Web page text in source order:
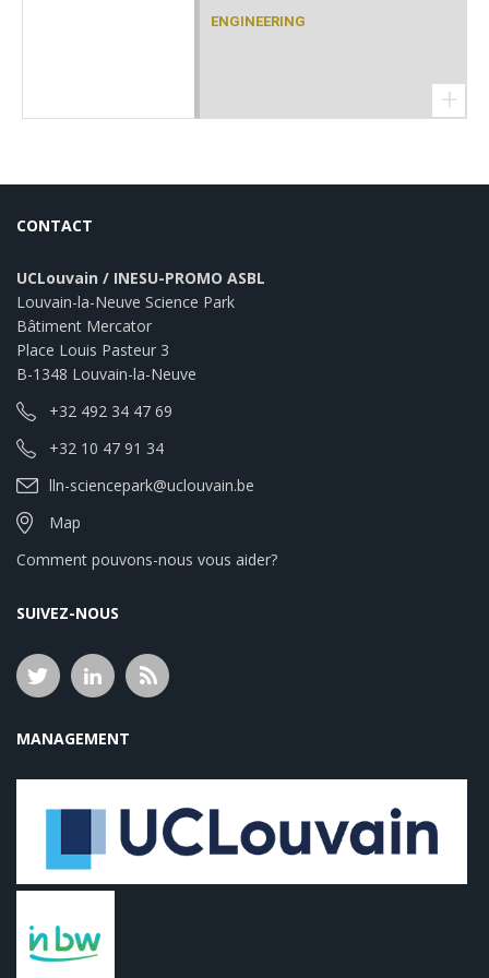
ENGINEERING
+
CONTACT
UCLouvain / INESU-PROMO ASBL
Louvain-la-Neuve Science Park
Bâtiment Mercator
Place Louis Pasteur 3
B-1348 Louvain-la-Neuve
+32 492 34 47 69
+32 10 47 91 34
lln-sciencepark@uclouvain.be
Map
Comment pouvons-nous vous aider?
SUIVEZ-NOUS
MANAGEMENT